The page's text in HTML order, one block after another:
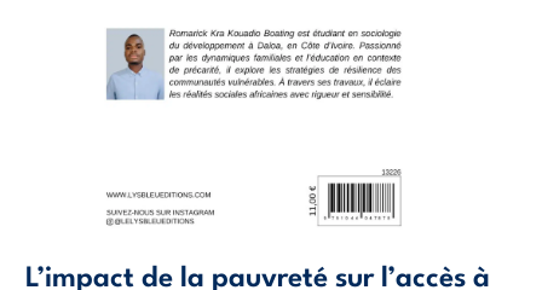
L’impact de la pauvreté sur l’accès à